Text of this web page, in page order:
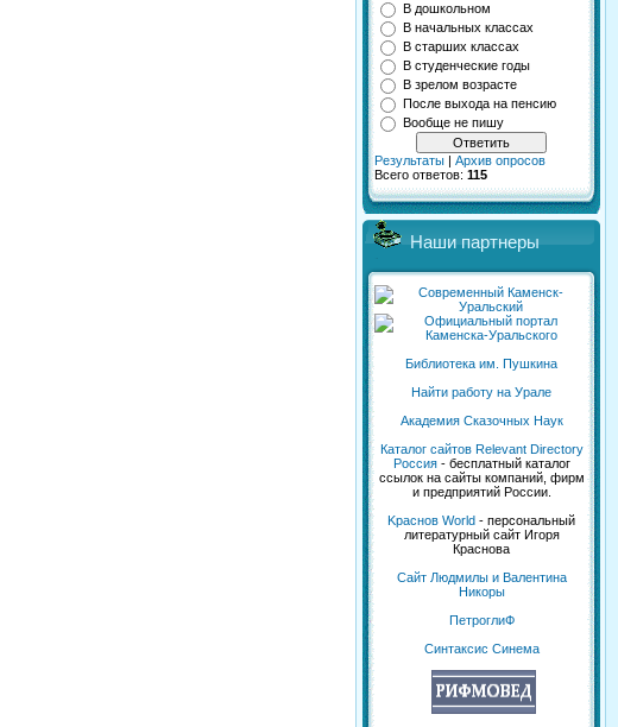
В дошкольном
В начальных классах
В старших классах
В студенческие годы
В зрелом возрасте
После выхода на пенсию
Вообще не пишу
Результаты | Архив опросов
Всего ответов: 115
Наши партнеры
Библиотека им. Пушкина
Найти работу на Урале
Академия Сказочных Наук
Каталог сайтов Relevant Directory
Россия- бесплатный каталог
ссылок на сайты компаний, фирм
и предприятий России.
Kраснов World - персональный
литературный сайт Игоря
Краснова
Сайт Людмилы и Валентина
Никоры
ПетроглиФ
Синтаксис Синема